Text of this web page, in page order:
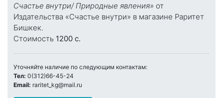
Счастье внутри/ Природные явления» от
Издательства «Счастье внутри» в магазине Раритет
Бишкек.
Стоимость 1200 c.
Уточняйте наличие по следующим контактам:
Тел: 0(312)66-45-24
Email: raritet_kg@mail.ru